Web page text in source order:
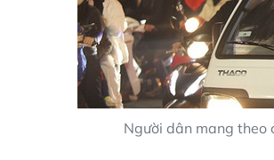
Người dân mang theo